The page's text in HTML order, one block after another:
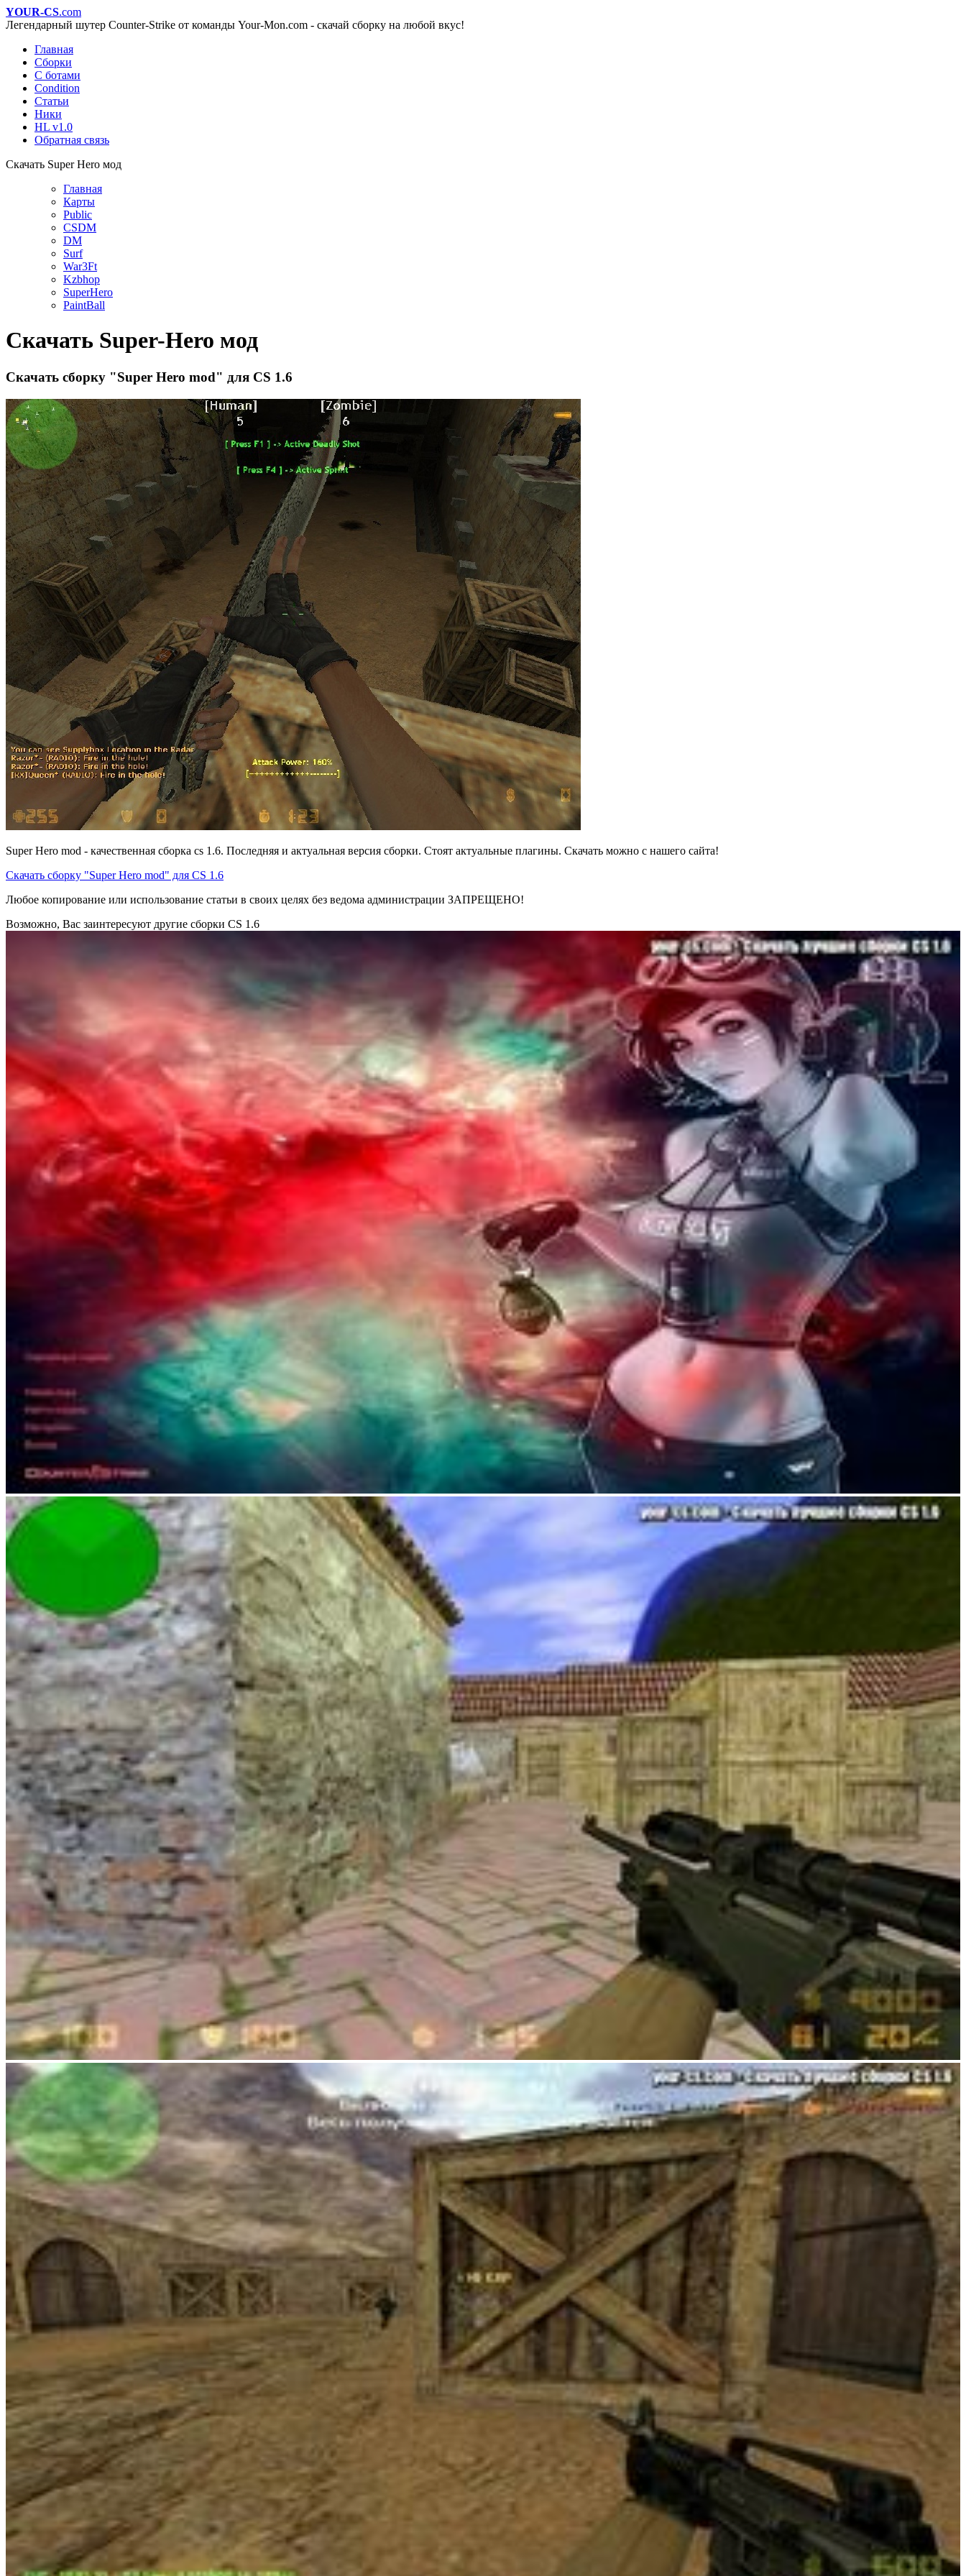
YOUR-CS.com
Легендарный шутер Counter-Strike от команды Your-Mon.com - скачай сборку на любой вкус!
Главная
Сборки
С ботами
Condition
Статьи
Ники
HL v1.0
Обратная связь
Скачать Super Hero мод
Главная
Карты
Public
CSDM
DM
Surf
War3Ft
Kzbhop
SuperHero
PaintBall
Cкачать Super-Hero мод
Скачать сборку "Super Hero mod" для CS 1.6
Super Hero mod - качественная сборка cs 1.6. Последняя и актуальная версия сборки. Стоят актуальные плагины. Скачать можно с нашего сайта!
Скачать сборку "Super Hero mod" для CS 1.6
Любое копирование или использование статьи в своих целях без ведома администрации ЗАПРЕЩЕНО!
Возможно, Вас заинтересуют другие сборки CS 1.6